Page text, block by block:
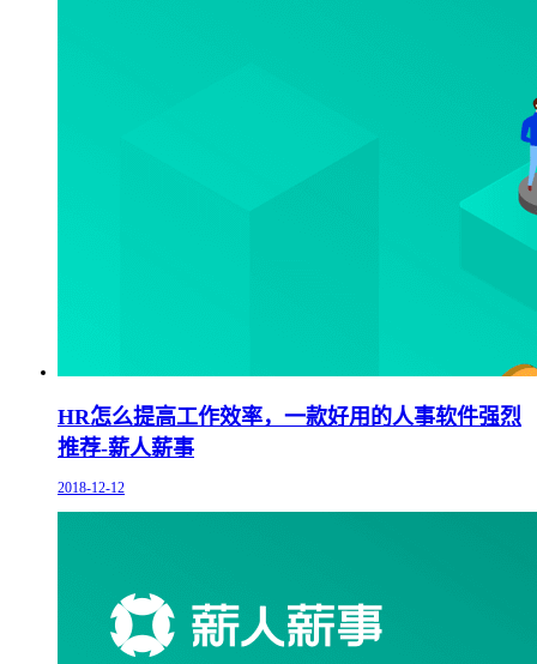
HR怎么提高工作效率，一款好用的人事软件强烈
推荐-薪人薪事
2018-12-12